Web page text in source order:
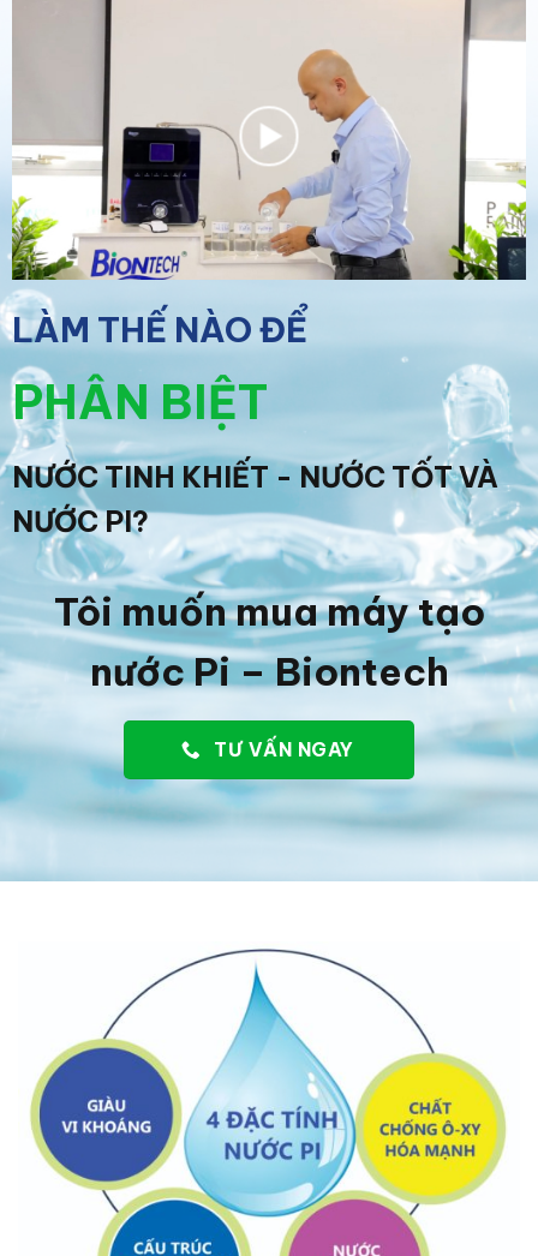
LÀM THẾ NÀO ĐỂ
PHÂN BIỆT
NƯỚC TINH KHIẾT - NƯỚC TỐT VÀ
NƯỚC PI?
Tôi muốn mua máy tạo
nước Pi – Biontech
TƯ VẤN NGAY